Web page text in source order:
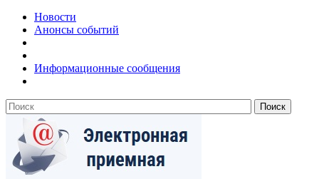
Новости
Анонсы событий
Информационные сообщения